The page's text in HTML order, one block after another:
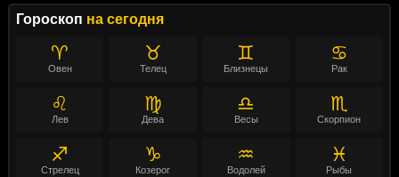
Гороскоп на сегодня
♈
Овен
♉
Телец
♊
Близнецы
♋
Рак
♌
Лев
♍
Дева
♎
Весы
♏
Скорпион
♐
Стрелец
♑
Козерог
♒
Водолей
♓
Рыбы